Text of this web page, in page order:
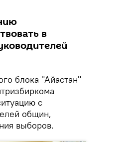
в
блока "Айастан"
с
общин,
выборов.